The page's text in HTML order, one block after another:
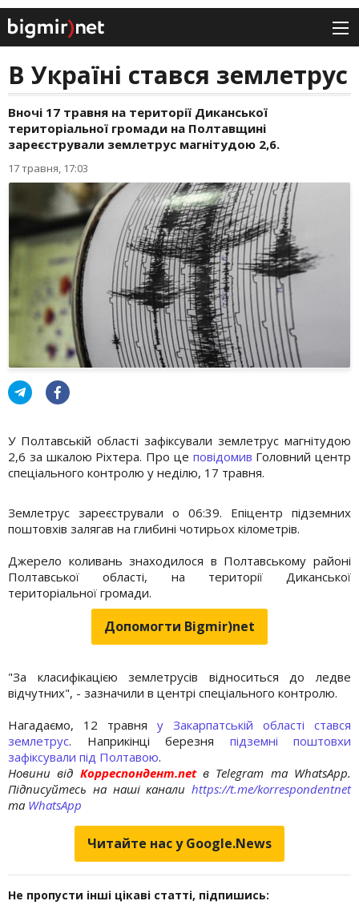
В Україні стався землетрус
Вночі 17 травня на території Диканської
територіальної громади на Полтавщині
зареєстрували землетрус магнітудою 2,6.
17 травня, 17:03
У Полтавській області зафіксували землетрус магнітудою
2,6 за шкалою Ріхтера. Про це повідомив Головний центр
спеціального контролю у неділю, 17 травня.
Землетрус зареєстрували о 06:39. Епіцентр підземних
поштовхів залягав на глибині чотирьох кілометрів.
Джерело коливань знаходилося в Полтавському районі
Полтавської області, на території Диканської
територіальної громади.
Допомогти Bigmir)net
"За класифікацією землетрусів відноситься до ледве
відчутних", - зазначили в центрі спеціального контролю.
Нагадаємо, 12 травня у Закарпатській області стався
землетрус. Наприкінці березня підземні поштовхи
зафіксували під Полтавою.
Новини від Корреспондент.netв Telegram та WhatsApp.
Підписуйтесь на наші канали https://t.me/korrespondentnet
та WhatsApp
Читайте нас у Google.News
Не пропусти інші цікаві статті, підпишись: